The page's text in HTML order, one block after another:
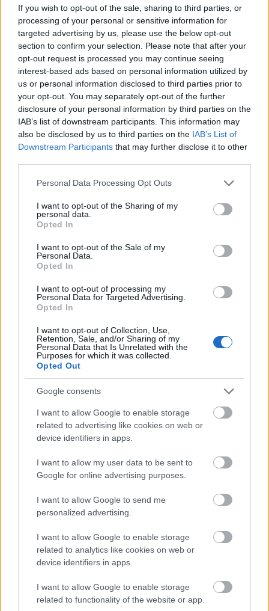
If you wish to opt-out of the sale, sharing to third parties, or
processing of your personal or sensitive information for
targeted advertising by us, please use the below opt-out
section to confirm your selection. Please note that after your
opt-out request is processed you may continue seeing
interest-based ads based on personal information utilized by
us or personal information disclosed to third parties prior to
your opt-out. You may separately opt-out of the further
disclosure of your personal information by third parties on the
IAB’s list of downstream participants. This information may
also be disclosed by us to third parties on the IAB’s List of
Downstream Participants that may further disclose it to other
Please note that this website/app uses one or more Google
not limited to your visit or usage behaviour. You may click to
grant or deny consent to Google and its third-party tags to
use your data for below specified purposes in below Google
consent section.
Personal Data Processing Opt Outs
I want to opt-out of the Sharing of my
personal data.
Opted In
I want to opt-out of the Sale of my
Personal Data.
Opted In
I want to opt-out of processing my
Personal Data for Targeted Advertising.
Opted In
I want to opt-out of Collection, Use,
Retention, Sale, and/or Sharing of my
Personal Data that Is Unrelated with the
Purposes for which it was collected.
Opted Out
Google consents
I want to allow Google to enable storage
related to advertising like cookies on web or
device identifiers in apps.
I want to allow my user data to be sent to
Google for online advertising purposes.
I want to allow Google to send me
personalized advertising.
I want to allow Google to enable storage
related to analytics like cookies on web or
device identifiers in apps.
I want to allow Google to enable storage
related to functionality of the website or app.
Γνωρίζετε το
κόλπο για φθηνά αεροπορικά εισιτήρια